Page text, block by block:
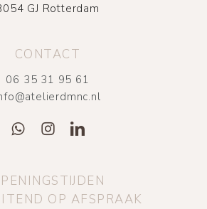
GJ Rotterdam
CONTACT
06 35 31 95 61
OP AFSPRAAK